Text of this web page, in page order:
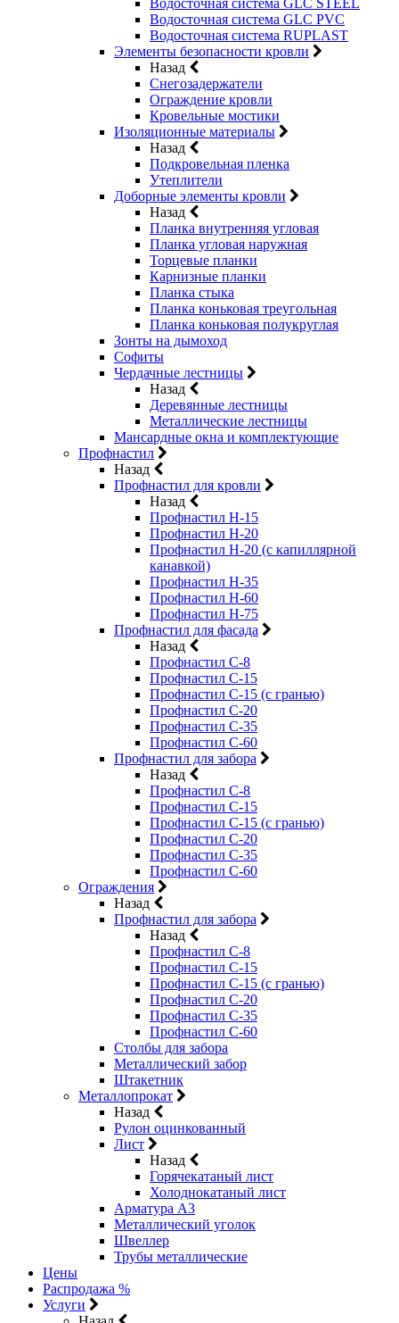
Водосточная система GLC STEEL
Водосточная система GLC PVC
Водосточная система RUPLAST
Элементы безопасности кровли
Назад
Снегозадержатели
Ограждение кровли
Кровельные мостики
Изоляционные материалы
Назад
Подкровельная пленка
Утеплители
Доборные элементы кровли
Назад
Планка внутренняя угловая
Планка угловая наружная
Торцевые планки
Карнизные планки
Планка стыка
Планка коньковая треугольная
Планка коньковая полукруглая
Зонты на дымоход
Софиты
Чердачные лестницы
Назад
Деревянные лестницы
Металлические лестницы
Мансардные окна и комплектующие
Профнастил
Назад
Профнастил для кровли
Назад
Профнастил Н-15
Профнастил Н-20
Профнастил Н-20 (с капиллярной
канавкой)
Профнастил Н-35
Профнастил Н-60
Профнастил Н-75
Профнастил для фасада
Назад
Профнастил С-8
Профнастил С-15
Профнастил С-15 (с гранью)
Профнастил С-20
Профнастил С-35
Профнастил С-60
Профнастил для забора
Назад
Профнастил С-8
Профнастил С-15
Профнастил С-15 (с гранью)
Профнастил С-20
Профнастил С-35
Профнастил С-60
Ограждения
Назад
Профнастил для забора
Назад
Профнастил С-8
Профнастил С-15
Профнастил С-15 (с гранью)
Профнастил С-20
Профнастил С-35
Профнастил С-60
Столбы для забора
Металлический забор
Штакетник
Металлопрокат
Назад
Рулон оцинкованный
Лист
Назад
Горячекатаный лист
Холоднокатаный лист
Арматура А3
Металлический уголок
Швеллер
Трубы металлические
Цены
Распродажа %
Услуги